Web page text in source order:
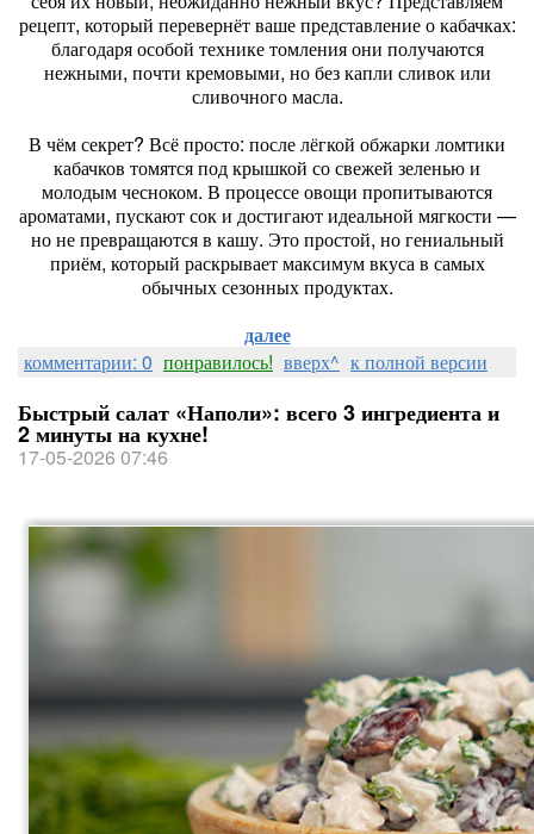
рецепт, который перевернёт ваше представление о кабачках:
благодаря особой технике томления они получаются
нежными, почти кремовыми, но без капли сливок или
сливочного масла.
В чём секрет? Всё просто: после лёгкой обжарки ломтики
кабачков томятся под крышкой со свежей зеленью и
молодым чесноком. В процессе овощи пропитываются
ароматами, пускают сок и достигают идеальной мягкости —
но не превращаются в кашу. Это простой, но гениальный
приём, который раскрывает максимум вкуса в самых
обычных сезонных продуктах.
далее
комментарии: 0 понравилось! вверх^ к полной версии
Быстрый салат «Наполи»: всего 3 ингредиента и
2 минуты на кухне!
17-05-2026 07:46